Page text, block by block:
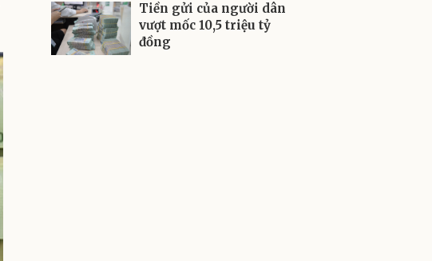
Tiền gửi của người dân
vượt mốc 10,5 triệu tỷ
đồng